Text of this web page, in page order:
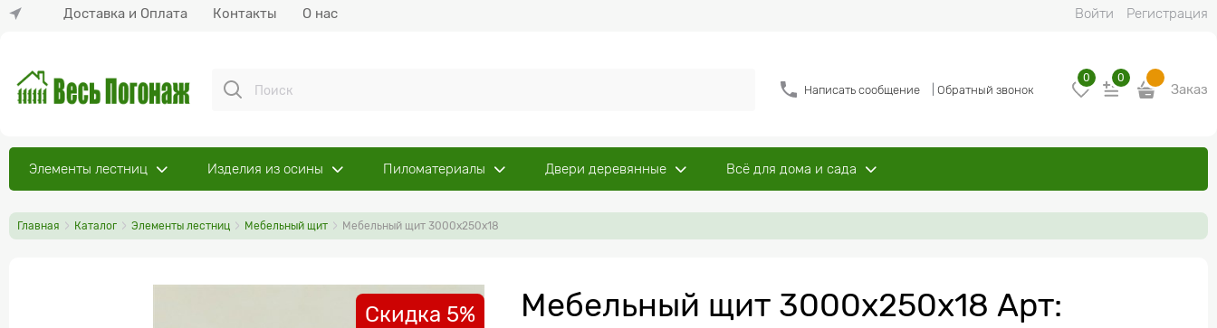
Доставка и Оплата Контакты О нас Войти Регистрация
Написать сообщение Обратный звонок
0 0
Заказ
Элементы лестниц Изделия из осины Пиломатериалы Двери деревянные Всё для дома и сада
Главная Каталог Элементы лестниц Мебельный щит Мебельный щит 3000x250x18
Скидка 5%
Мебельный щит 3000x250x18 Арт: